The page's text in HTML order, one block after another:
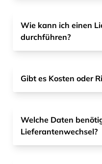
Wie kann ich einen
durchführen?
Gibt es Kosten oder
Welche Daten
Lieferantenwechsel?